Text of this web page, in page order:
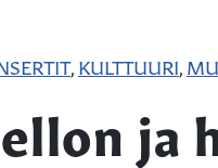
, KULTTUURI
ja